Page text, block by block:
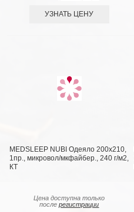
УЗНАТЬ ЦЕНУ
MEDSLEEP NUBI Одеяло 200х210,
1пр., микровол/мкфайбер., 240 г/м2,
КТ
Цена доступна только
послерегистрации